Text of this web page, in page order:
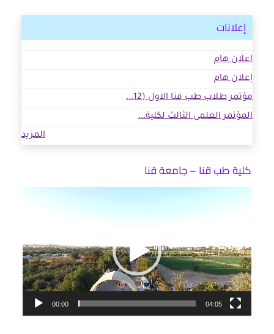
كلية طب قنا – جامعة قنا
00:00 04:05
إعلانات
اعلان هام
إعلان هام
مؤتمر طلاب طب قنا الاول (12...
المؤتمر العلمى الثالث لكلية...
المزيد